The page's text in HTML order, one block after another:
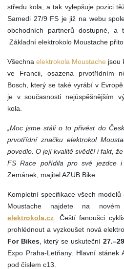
středu kola, a tak vylepšuje pozici
Samedi 27/9 FS je již na webu
obchodních partnerů dostupné,
Základní elektrokolo Moustache
Všechna elektrokola Moustache jsou
ve Francii, osazena prvotřídním
Bosch, který se také vyrábí v
je v současnosti nejúspěšnějším
kola.
„Moc jsme stáli o to přivést do
prvotřídní značku elektrokol
povedlo. O její kvalitě svědčí i fakt,
FS Race pořídila pro své jezdce
Zemánek, majitel AZUB Bike.
Kompletní specifikace všech
Moustache najdete na
elektrokola.cz . Čeští fanoušci
prohlédnout a vyzkoušet nová
For Bikes, který se uskuteční
Expo Praha-Letňany. Hlavní
pod číslem c13.